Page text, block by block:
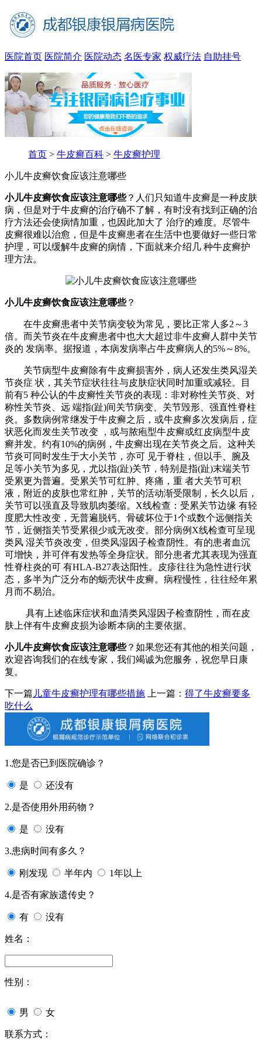
医院首页 医院简介 医院动态 名医专家 权威疗法 自助挂号
首页 > 牛皮癣百科 > 牛皮癣护理
小儿牛皮癣饮食应该注意哪些
小儿牛皮癣饮食应该注意哪些？人们只知道牛皮癣是一种皮肤
病，但是对于牛皮癣的治疗确不了解，有时没有找到正确的治
疗方法还会使病情加重，也因此加大了 治疗的难度。尽管牛
皮癣很难以治愈，但是牛皮癣患者在生活中也要做好一些日常
护理，可以缓解牛皮癣的病情，下面就来介绍几 种牛皮癣护
理方法。
小儿牛皮癣饮食应该注意哪些？
在牛皮癣患者中关节病变较为常见，要比正常人多2～3
倍。而关节炎在牛皮癣患者中也大大超过非牛皮癣人群中关节
炎的 发病率。据报道，本病发病率占牛皮癣病人的5%～8%。
关节病型牛皮癣除有牛皮癣损害外，病人还发生类风湿关
节炎症 状，其关节症状往往与皮肤症状同时加重或减轻。目
前有5 种公认的牛皮癣性关节炎的表现：非对称性关节炎、对
称性关节炎、远 端指(趾)间关节病变、关节毁形、强直性脊柱
炎。多数病例常继发于牛皮癣之后，或牛皮癣多次发病后，症
状恶化而发生关节改变 ，或与脓疱型牛皮癣或红皮病型牛皮
癣并发。约有10%的病例，牛皮癣出现在关节炎之后。这种关
节炎可同时发生于大小关节，亦可 见于脊柱，但以手、腕及
足等小关节为多见，尤以指(趾)关节，特别是指(趾)末端关节
受累更为普遍。受累关节可红肿、疼痛，重 者大关节可积
液，附近的皮肤也常红肿，关节的活动渐受限制，长久以后，
关节可以强直及导致肌肉萎缩。X线检查：受累关节边缘 有轻
度肥大性改变，无普遍脱钙。骨破坏位于1个或数个远侧指关
节，近侧指关节受累很少或无改变。部分病例X线检查可呈现
类风 湿关节炎改变，但类风湿因子检查阴性。有的患者血沉
可增快，并可伴有发热等全身症状。部分患者尤其表现为强直
性脊柱炎的可 有HLA-B27表达阳性。皮疹往往为急性进行状
态，多半为广泛分布的蛎壳状牛皮癣。病程慢性，往往经年累
月而不易治。
具有上述临床症状和血清类风湿因子检查阴性，而在皮
肤上伴有牛皮癣皮损为诊断本病的主要依据。
小儿牛皮癣饮食应该注意哪些？如果您还有其他的相关问题，
欢迎咨询我们的在线专家，我们竭诚为您服务，祝您早日康
复。
下一篇 儿童牛皮癣护理有哪些措施 上一篇： 得了牛皮癣要多
吃什么
1.您是否已到医院确诊？
是 还没有
2.是否使用外用药物？
是 没有
3.患病时间有多久？
刚发现 半年内 1年以上
4.是否有家族遗传史？
有 没有
姓名：
性别：
男 女
联系方式：